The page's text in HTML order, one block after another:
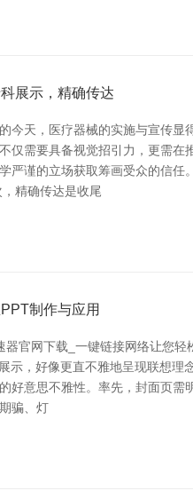
展示，精确传达
今天，医疗器械的实施与宣传
仅需要具备视觉招引力，更需
严谨的立场获取筹画受众的信
精确传达是收尾
制作与应用
器官网下载_一键链接网络让您
示，好像更直不雅地呈现联想
好意思不雅性。率先，封面页
骗、灯